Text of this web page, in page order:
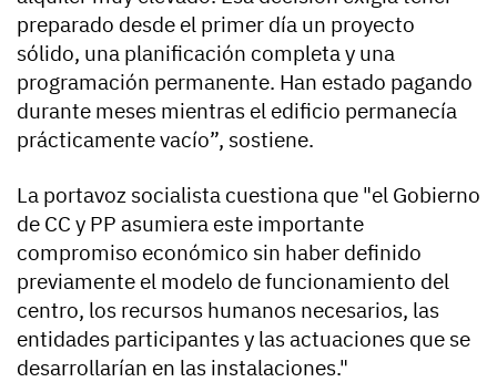
preparado desde el primer día un proyecto
sólido, una planificación completa y una
programación permanente. Han estado pagando
durante meses mientras el edificio permanecía
prácticamente vacío”, sostiene.
La portavoz socialista cuestiona que "el Gobierno
de CC y PP asumiera este importante
compromiso económico sin haber definido
previamente el modelo de funcionamiento del
centro, los recursos humanos necesarios, las
entidades participantes y las actuaciones que se
desarrollarían en las instalaciones."